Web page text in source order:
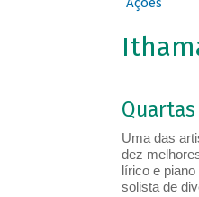
Uma das
dez
lírico e
solista de